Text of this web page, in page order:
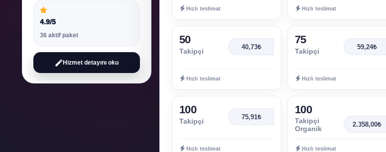
4.9/5
36 aktif paket
Hizmet detayını oku
Hızlı teslimat Hızlı teslimat
50
Takipçi
40,73₺
Hızlı teslimat
75
Takipçi
59,24₺
Hızlı teslimat
100
Takipçi
75,91₺
Hızlı teslimat
100
Takipçi
Organik
2.358,00₺
Hızlı teslimat